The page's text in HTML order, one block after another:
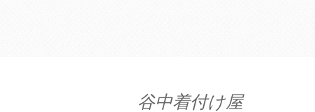
谷中着付け屋